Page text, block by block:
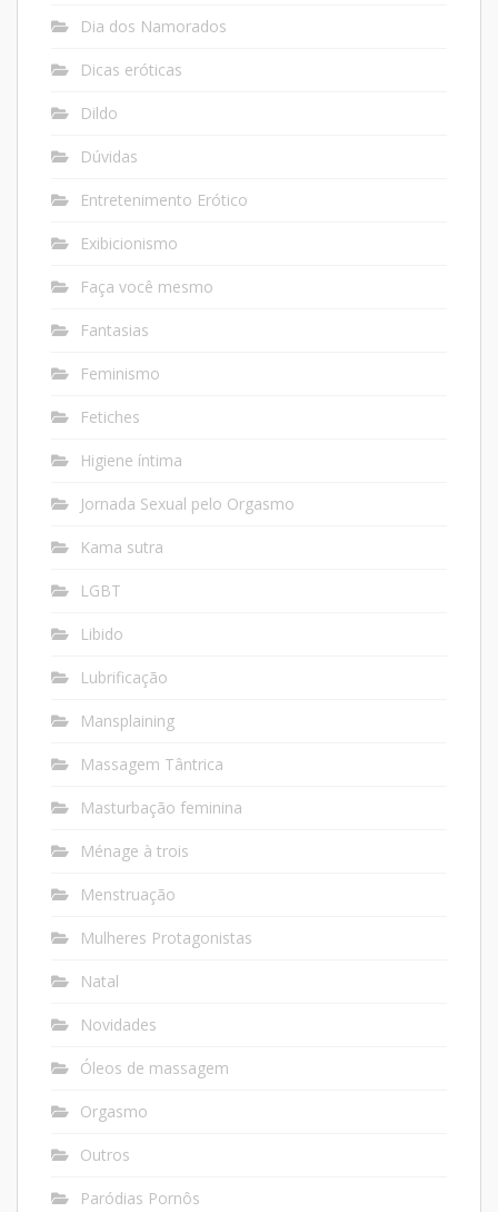
Dia dos Namorados
Dicas eróticas
Dildo
Dúvidas
Entretenimento Erótico
Exibicionismo
Faça você mesmo
Fantasias
Feminismo
Fetiches
Higiene íntima
Jornada Sexual pelo Orgasmo
Kama sutra
LGBT
Libido
Lubrificação
Mansplaining
Massagem Tântrica
Masturbação feminina
Ménage à trois
Menstruação
Mulheres Protagonistas
Natal
Novidades
Óleos de massagem
Orgasmo
Outros
Paródias Pornôs